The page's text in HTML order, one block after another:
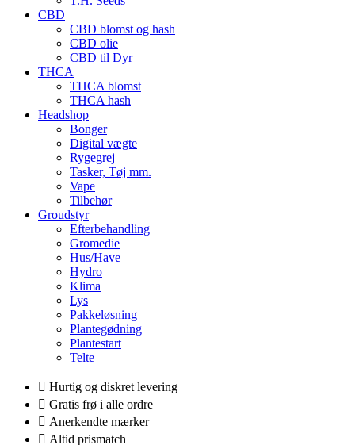
CBD
CBD blomst og hash
CBD olie
CBD til Dyr
THCA
THCA blomst
THCA hash
Headshop
Bonger
Digital vægte
Rygegrej
Tasker, Tøj mm.
Vape
Tilbehør
Groudstyr
Efterbehandling
Gromedie
Hus/Have
Hydro
Klima
Lys
Pakkeløsning
Plantegødning
Plantestart
Telte
Hurtig og diskret levering
Gratis frø i alle ordre
Anerkendte mærker
Altid prismatch